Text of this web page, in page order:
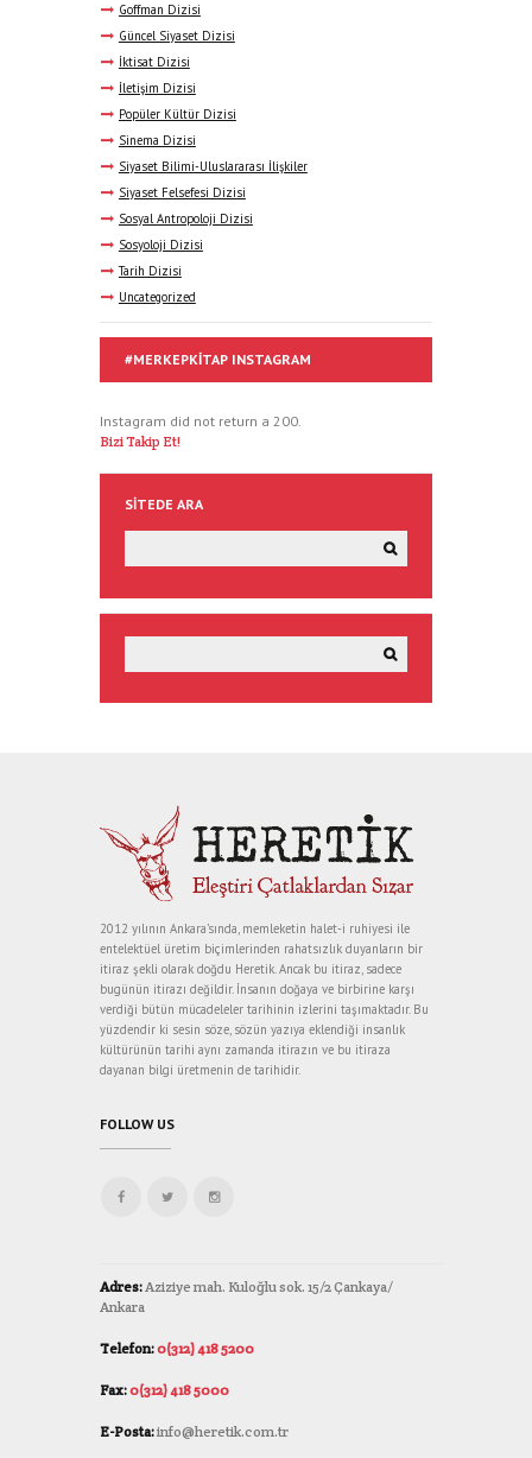
Goffman Dizisi
Güncel Siyaset Dizisi
İktisat Dizisi
İletişim Dizisi
Popüler Kültür Dizisi
Sinema Dizisi
Siyaset Bilimi-Uluslararası İlişkiler
Siyaset Felsefesi Dizisi
Sosyal Antropoloji Dizisi
Sosyoloji Dizisi
Tarih Dizisi
Uncategorized
#MERKEPKITAP INSTAGRAM
Instagram did not return a 200.
Bizi Takip Et!
SITEDE ARA
2012 yılının Ankara’sında, memleketin halet-i ruhiyesi ile
entelektüel üretim biçimlerinden rahatsızlık duyanların bir
itiraz şekli olarak doğdu Heretik. Ancak bu itiraz, sadece
bugünün itirazı değildir. İnsanın doğaya ve birbirine karşı
verdiği bütün mücadeleler tarihinin izlerini taşımaktadır. Bu
yüzdendir ki sesin söze, sözün yazıya eklendiği insanlık
kültürünün tarihi aynı zamanda itirazın ve bu itiraza
dayanan bilgi üretmenin de tarihidir.
FOLLOW US
Adres: Aziziye mah. Kuloğlu sok. 15/2 Çankaya/
Ankara
Telefon:0(312) 418 5200
Fax:0(312) 418 5000
E-Posta:info@heretik.com.tr